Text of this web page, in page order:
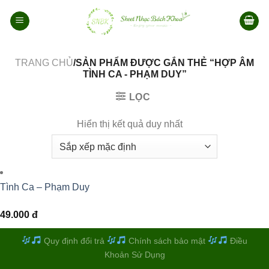
qua
TRANG CHỦ/SẢN PHẨM ĐƯỢC GẮN THẺ “HỢP ÂM
TÌNH CA - PHẠM DUY”
LỌC
Hiển thị kết quả duy nhất
Tình Ca – Phạm Duy
49.000 đ
Quy định đổi trả Chính sách bảo mật
Điều
Khoản Sử Dụng